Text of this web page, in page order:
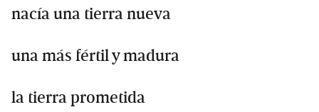
nacía una tierra nueva
una más fértil y madura
la tierra prometida